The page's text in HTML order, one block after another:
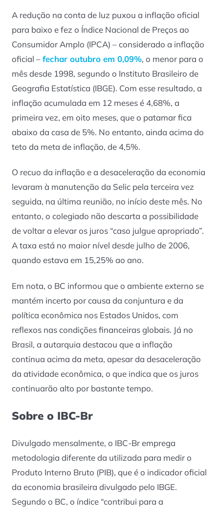
A redução na conta de luz puxou a inflação oficial
para baixo e fez o Índice Nacional de Preços ao
Consumidor Amplo (IPCA) – considerado a inflação
oficial –fechar outubro em 0,09%, o menor para o
mês desde 1998, segundo o Instituto Brasileiro de
Geografia Estatística (IBGE). Com esse resultado, a
inflação acumulada em 12 meses é 4,68%, a
primeira vez, em oito meses, que o patamar fica
abaixo da casa de 5%. No entanto, ainda acima do
teto da meta de inflação, de 4,5%.
O recuo da inflação e a desaceleração da economia
levaram à manutenção da Selic pela terceira vez
seguida, na última reunião, no início deste mês. No
entanto, o colegiado não descarta a possibilidade
de voltar a elevar os juros “caso julgue apropriado”.
A taxa está no maior nível desde julho de 2006,
quando estava em 15,25% ao ano.
Em nota, o BC informou que o ambiente externo se
mantém incerto por causa da conjuntura e da
política econômica nos Estados Unidos, com
reflexos nas condições financeiras globais. Já no
Brasil, a autarquia destacou que a inflação
continua acima da meta, apesar da desaceleração
da atividade econômica, o que indica que os juros
continuarão alto por bastante tempo.
Sobre o IBC-Br
Divulgado mensalmente, o IBC-Br emprega
metodologia diferente da utilizada para medir o
Produto Interno Bruto (PIB), que é o indicador oficial
da economia brasileira divulgado pelo IBGE.
Segundo o BC, o índice “contribui para a